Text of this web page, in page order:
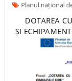
Planul național
DOTAREA
ȘI